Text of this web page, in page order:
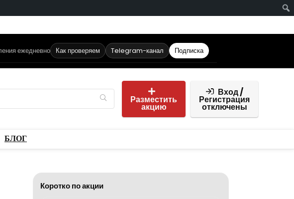
ежедневно Как проверяем Telegram-канал Подписка
Разместить
акцию
Вход /
Регистрация
отключены
БЛОГ
Коротко по акции